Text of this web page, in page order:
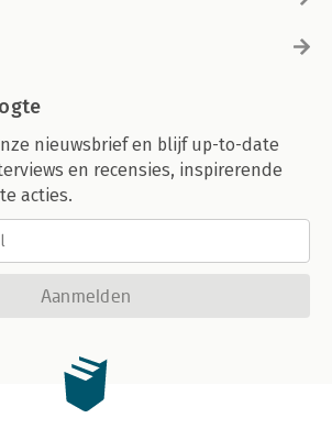
nieuwsbrief en blijf up-to-date
en recensies, inspirerende
acties.
Aanmelden